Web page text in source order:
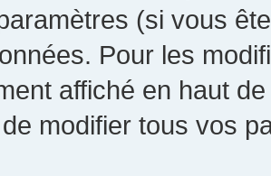
(si vous
Pour les
affiché en haut
modifier tous vos